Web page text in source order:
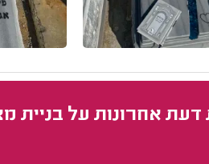
דעת אחרונות על בניית